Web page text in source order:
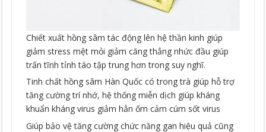
Chiết xuất hồng sâm tác động lên hệ thần kinh giúp
giảm stress mệt mỏi giảm căng thẳng nhức đầu giúp
trấn tĩnh tỉnh táo tập trung hơn trong suy nghĩ.
Tinh chất hồng sâm Hàn Quốc có trong trà giúp hỗ trợ
tăng cường trí nhớ, hệ thống miễn dịch giúp kháng
khuẩn kháng virus giảm hẳn ốm cảm cúm sốt virus
Giúp bảo vệ tăng cường chức năng gan hiệu quả cũng